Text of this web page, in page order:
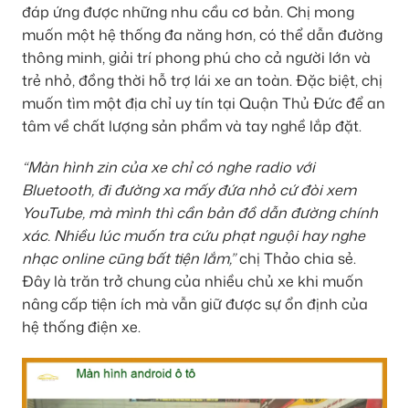
đáp ứng được những nhu cầu cơ bản. Chị mong
muốn một hệ thống đa năng hơn, có thể dẫn đường
thông minh, giải trí phong phú cho cả người lớn và
trẻ nhỏ, đồng thời hỗ trợ lái xe an toàn. Đặc biệt, chị
muốn tìm một địa chỉ uy tín tại Quận Thủ Đức để an
tâm về chất lượng sản phẩm và tay nghề lắp đặt.
“Màn hình zin của xe chỉ có nghe radio với
Bluetooth, đi đường xa mấy đứa nhỏ cứ đòi xem
YouTube, mà mình thì cần bản đồ dẫn đường chính
xác. Nhiều lúc muốn tra cứu phạt nguội hay nghe
nhạc online cũng bất tiện lắm,”chị Thảo chia sẻ.
Đây là trăn trở chung của nhiều chủ xe khi muốn
nâng cấp tiện ích mà vẫn giữ được sự ổn định của
hệ thống điện xe.